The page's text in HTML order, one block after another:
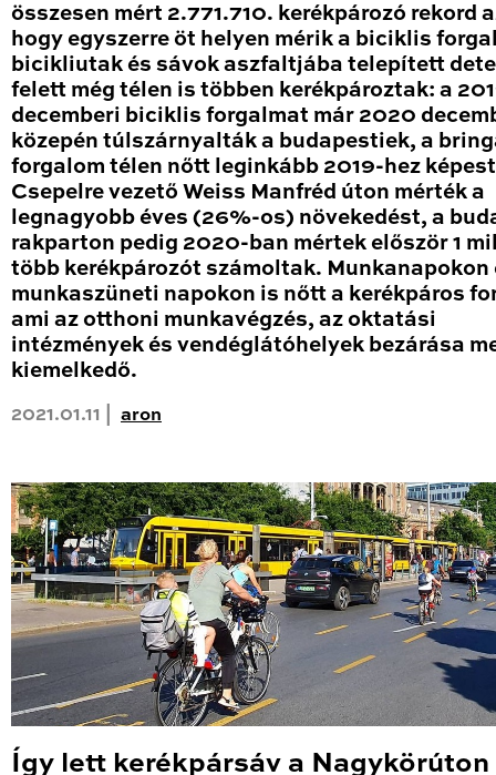
összesen mért 2.771.710. kerékpározó rekord
hogy egyszerre öt helyen mérik a biciklis
bicikliutak és sávok aszfaltjába telepített
felett még télen is többen kerékpároztak: a
decemberi biciklis forgalmat már 2020
közepén túlszárnyalták a budapestiek, a
forgalom télen nőtt leginkább 2019-hez
Csepelre vezető Weiss Manfréd úton mérték a
legnagyobb éves (26%-os) növekedést, a
rakparton pedig 2020-ban mértek először 1
több kerékpározót számoltak. Munkanapokon
munkaszüneti napokon is nőtt a kerékpáros
ami az otthoni munkavégzés, az oktatási
intézmények és vendéglátóhelyek bezárása
kiemelkedő.
2021.01.11 | aron
Így lett kerékpársáv a Nagykörúton